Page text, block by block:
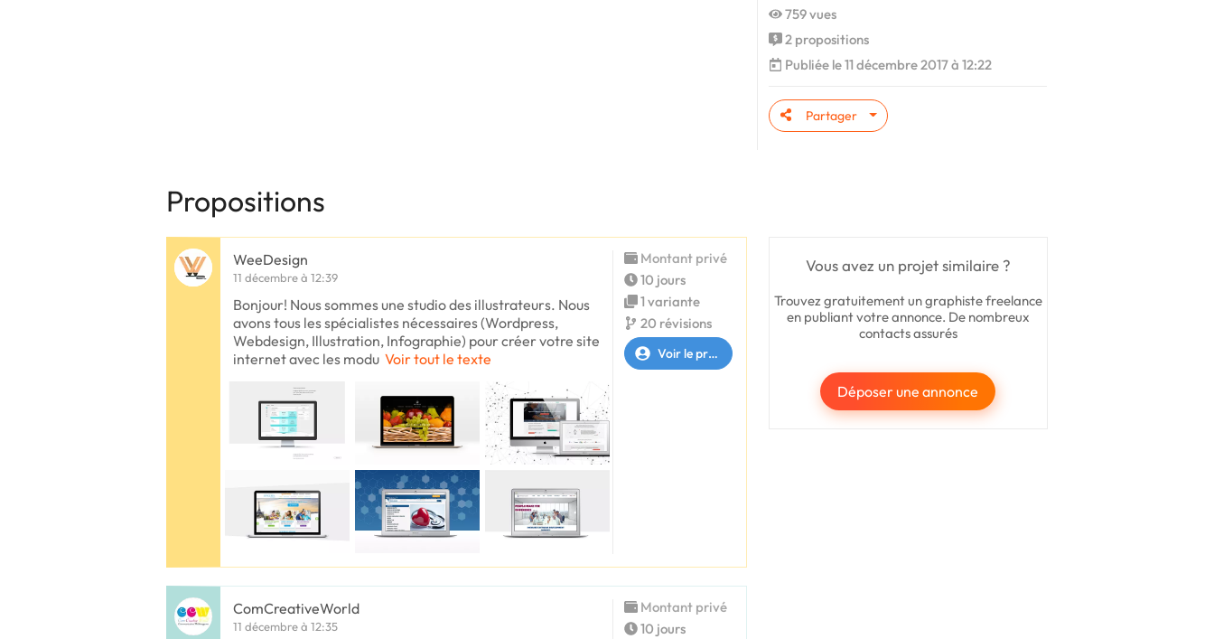
759 vues
2 propositions
Publiée le 11 décembre 2017 à 12:22
Partager
Propositions
Vous avez un projet similaire ?
Trouvez gratuitement un graphiste freelance
en publiant votre annonce. De nombreux
contacts assurés
Déposer une annonce
WeeDesign
11 décembre à 12:39
Bonjour! Nous sommes une studio des illustrateurs. Nous
avons tous les spécialistes nécessaires (Wordpress,
Webdesign, Illustration, Infographie) pour créer votre site
internet avec les modu Voir tout le texte
Montant privé
10 jours
1 variante
20 révisions
Voir le profil
ComCreativeWorld
11 décembre à 12:35
Montant privé
10 jours